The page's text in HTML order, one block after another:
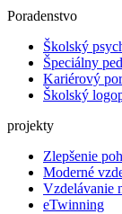
Poradenstvo
Školský
Špeciálny
Kariérový
Školský
projekty
Zlepšenie
Moderné
Vzdelávanie
eTwinning